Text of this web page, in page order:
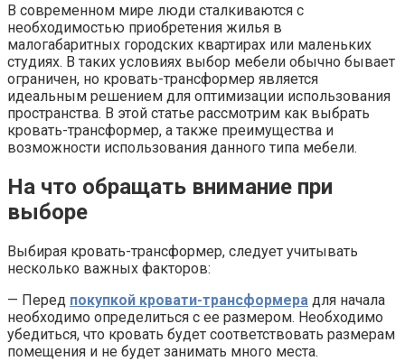
В современном мире люди сталкиваются с
необходимостью приобретения жилья в
малогабаритных городских квартирах или маленьких
студиях. В таких условиях выбор мебели обычно бывает
ограничен, но кровать-трансформер является
идеальным решением для оптимизации использования
пространства. В этой статье рассмотрим как выбрать
кровать-трансформер, а также преимущества и
возможности использования данного типа мебели.
На что обращать внимание при
выборе
Выбирая кровать-трансформер, следует учитывать
несколько важных факторов:
— Перед покупкой кровати-трансформера для начала
необходимо определиться с ее размером. Необходимо
убедиться, что кровать будет соответствовать размерам
помещения и не будет занимать много места.